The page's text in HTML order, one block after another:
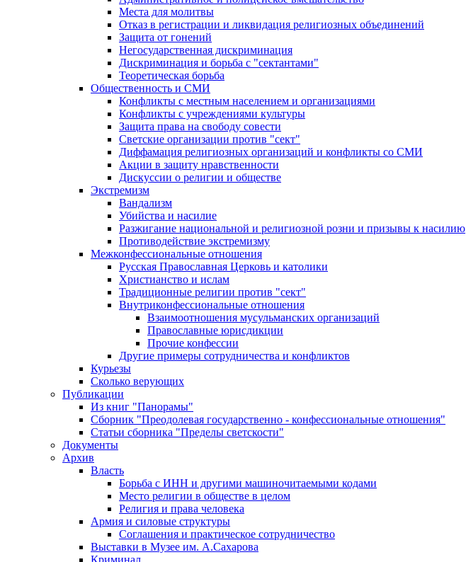
Места для молитвы
Отказ в регистрации и ликвидация религиозных объединений
Защита от гонений
Негосударственная дискриминация
Дискриминация и борьба с "сектантами"
Теоретическая борьба
Общественность и СМИ
Конфликты с местным населением и организациями
Конфликты с учреждениями культуры
Защита права на свободу совести
Светские организации против "сект"
Диффамация религиозных организаций и конфликты со СМИ
Акции в защиту нравственности
Дискуссии о религии и обществе
Экстремизм
Вандализм
Убийства и насилие
Разжигание национальной и религиозной розни и призывы к насилию
Противодействие экстремизму
Межконфессиональные отношения
Русская Православная Церковь и католики
Христианство и ислам
Традиционные религии против "сект"
Внутриконфессиональные отношения
Взаимоотношения мусульманских организаций
Православные юрисдикции
Прочие конфессии
Другие примеры сотрудничества и конфликтов
Курьезы
Сколько верующих
Публикации
Из книг "Панорамы"
Сборник "Преодолевая государственно - конфессиональные отношения"
Статьи сборника "Пределы светскости"
Документы
Архив
Власть
Борьба с ИНН и другими машиночитаемыми кодами
Место религии в обществе в целом
Религия и права человека
Армия и силовые структуры
Соглашения и практическое сотрудничество
Выставки в Музее им. А.Сахарова